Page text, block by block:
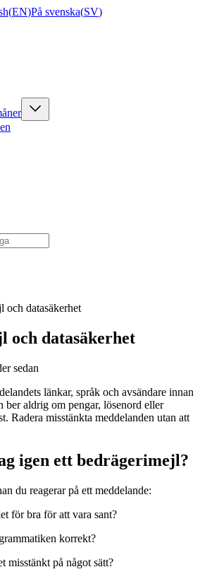
(EN)På svenska(SV)
och datasäkerhet
och datasäkerhet
sedan
länkar, språk och avsändare innan
ber aldrig om pengar, lösenord eller
Radera misstänkta meddelanden utan att
igen ett bedrägerimejl?
du reagerar på ett meddelande:
för bra för att vara sant?
korrekt?
misstänkt på något sätt?